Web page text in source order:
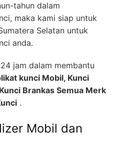
tahun dalam
maka kami siap untuk
Selatan untuk
anda.
jam dalam membantu
kunci Mobil, Kunci
Brankas Semua Merk
.
Mobil dan